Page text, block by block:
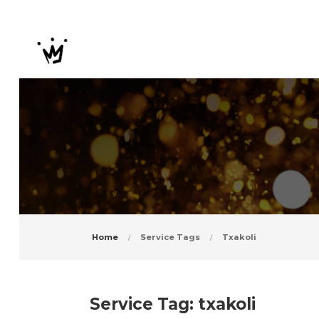
Home Service Tags Txakoli
Service Tag: txakoli